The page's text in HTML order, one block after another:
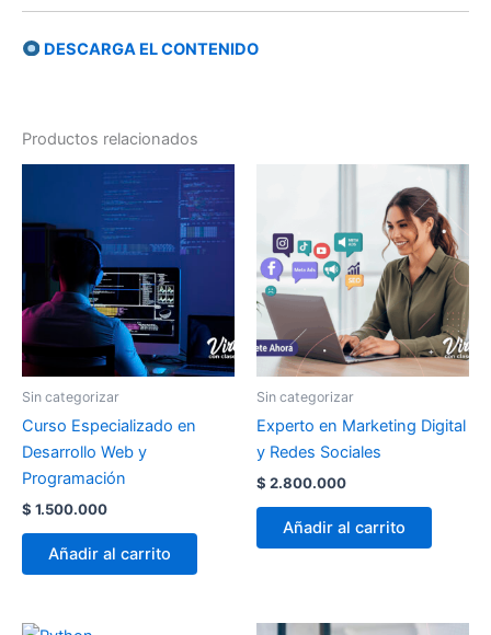
DESCARGA EL CONTENIDO
Productos relacionados
Sin categorizar
Curso Especializado en
Desarrollo Web y
Programación
$ 1.500.000
Añadir al carrito
Sin categorizar
Experto en Marketing Digital
y Redes Sociales
$ 2.800.000
Añadir al carrito